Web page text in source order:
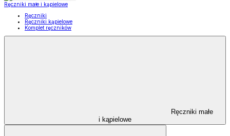
Ręczniki małe i kąpielowe
Ręczniki
Ręczniki kąpielowe
Komplet ręczników
Ręczniki małe
i kąpielowe